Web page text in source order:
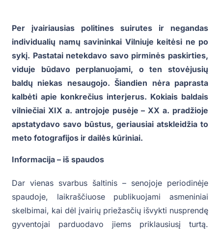
Per įvairiausias politines suirutes ir negandas
individualių namų savininkai Vilniuje keitėsi ne po
sykį. Pastatai netekdavo savo pirminės paskirties,
viduje būdavo perplanuojami, o ten stovėjusių
baldų niekas nesaugojo. Šiandien nėra paprasta
kalbėti apie konkrečius interjerus. Kokiais baldais
vilniečiai XIX a. antrojoje pusėje – XX a. pradžioje
apstatydavo savo būstus, geriausiai atskleidžia to
meto fotografijos ir dailės kūriniai.
Informacija – iš spaudos
Dar vienas svarbus šaltinis – senojoje periodinėje
spaudoje, laikraščiuose publikuojami asmeniniai
skelbimai, kai dėl įvairių priežasčių išvykti nusprendę
gyventojai parduodavo jiems priklausiusį turtą.